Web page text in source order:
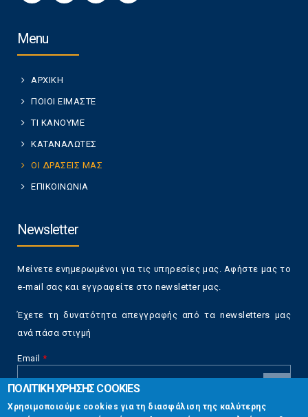
Menu
ΑΡΧΙΚΗ
ΠΟΙΟΙ ΕΙΜΑΣΤΕ
ΤΙ ΚΑΝΟΥΜΕ
ΚΑΤΑΝΑΛΩΤΕΣ
ΟΙ ΔΡΑΣΕΙΣ ΜΑΣ
ΕΠΙΚΟΙΝΩΝΙΑ
Newsletter
Μείνετε ενημερωμένοι για τις υπηρεσίες μας. Αφήστε μας το
e-mail σας και εγγραφείτε στο newsletter μας.
Έχετε τη δυνατότητα απεγγραφής από τα newsletters μας
ανά πάσα στιγμή
Email *
CAPTCHA
ΠΟΛΙΤΙΚΗ ΧΡΗΣΗΣ COOKIES
Χρησιμοποιούμε cookies για τη διασφάλιση της καλύτερης